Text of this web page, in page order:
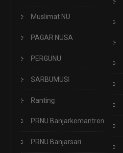
Muslimat NU
PAGAR NUSA
PERGUNU
SARBUMUSI
Ranting
PRNU Banjarkemantren
PRNU Banjarsari